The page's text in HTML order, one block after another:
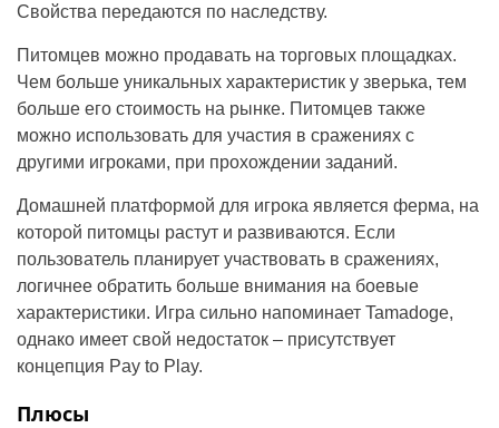
Свойства передаются по наследству.
Питомцев можно продавать на торговых площадках.
Чем больше уникальных характеристик у зверька, тем
больше его стоимость на рынке. Питомцев также
можно использовать для участия в сражениях с
другими игроками, при прохождении заданий.
Домашней платформой для игрока является ферма, на
которой питомцы растут и развиваются. Если
пользователь планирует участвовать в сражениях,
логичнее обратить больше внимания на боевые
характеристики. Игра сильно напоминает Tamadoge,
однако имеет свой недостаток – присутствует
концепция Pay to Play.
Плюсы